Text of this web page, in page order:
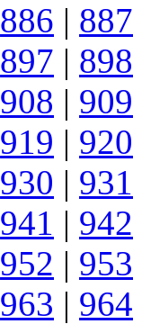
886 | 887
897 | 898
908 | 909
919 | 920
930 | 931
941 | 942
952 | 953
963 | 964